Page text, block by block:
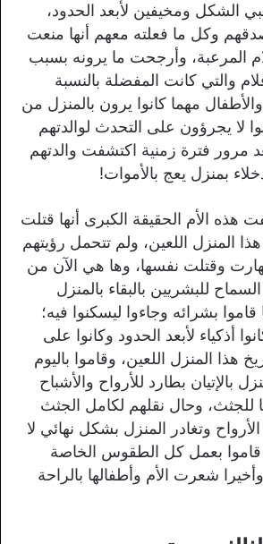
الشكل ومخيفين لأبعد الحدود،
وكل ما فعلته معهم أنها منعت
المرعبة، وأرجحت ما يرونه بسبب
والتي كانت المفضلة بالنسبة
مهما كانوا يرون بالمنزل من
لا يجرؤون على التحدث لوالدتهم
مرور فترة زمنية اكتشفت والدتهم
بمنزل يعج بالأموات!
هذه الأم الحقيقة الكبرى أنها قتلت
هذا المنزل اللعين، ولم تتحمل رؤيتهم
وقتلت نفسها، وها هي الآن من
للبشريين بالبقاء بالمنزل
قاموا بشرائه وجاءوا ليسكنوا فيه؛
أذكياء لأبعد الحدود وكانوا على
هذا المنزل اللعين، وقاموا باليوم
بالإتيان بطارد للأرواح والأشباح
للجثث، وحال نقلهم لكامل الجثث
وتغادر المنزل بشكل نهائي لا
قاموا بعمل كل الطقوس الخاصة
شعرت الأم وأطفالها بالراحة